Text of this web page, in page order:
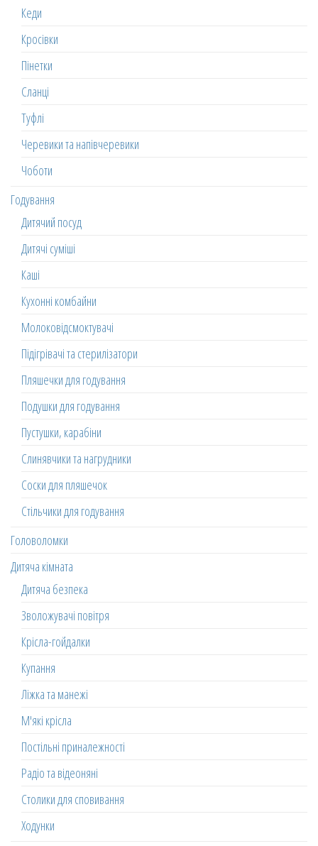
Кеди
Кросівки
Пінетки
Сланці
Туфлі
Черевики та напівчеревики
Чоботи
Годування
Дитячий посуд
Дитячі суміші
Каші
Кухонні комбайни
Молоковідсмоктувачі
Підігрівачі та стерилізатори
Пляшечки для годування
Подушки для годування
Пустушки, карабіни
Слинявчики та нагрудники
Соски для пляшечок
Стільчики для годування
Головоломки
Дитяча кімната
Дитяча безпека
Зволожувачі повітря
Крісла-гойдалки
Купання
Ліжка та манежі
М'які крісла
Постільні приналежності
Радіо та відеоняні
Столики для сповивання
Ходунки